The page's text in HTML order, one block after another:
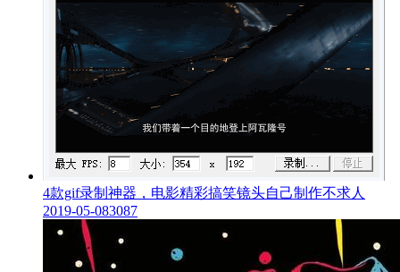
4款gif录制神器，电影精彩搞笑镜头自己制作不求人
2019-05-083087